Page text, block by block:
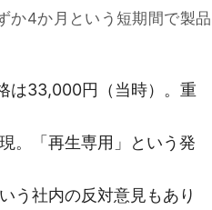
か4か月という短期間で製品
は33,000円（当時）。重
。「再生専用」という発
う社内の反対意見もあり